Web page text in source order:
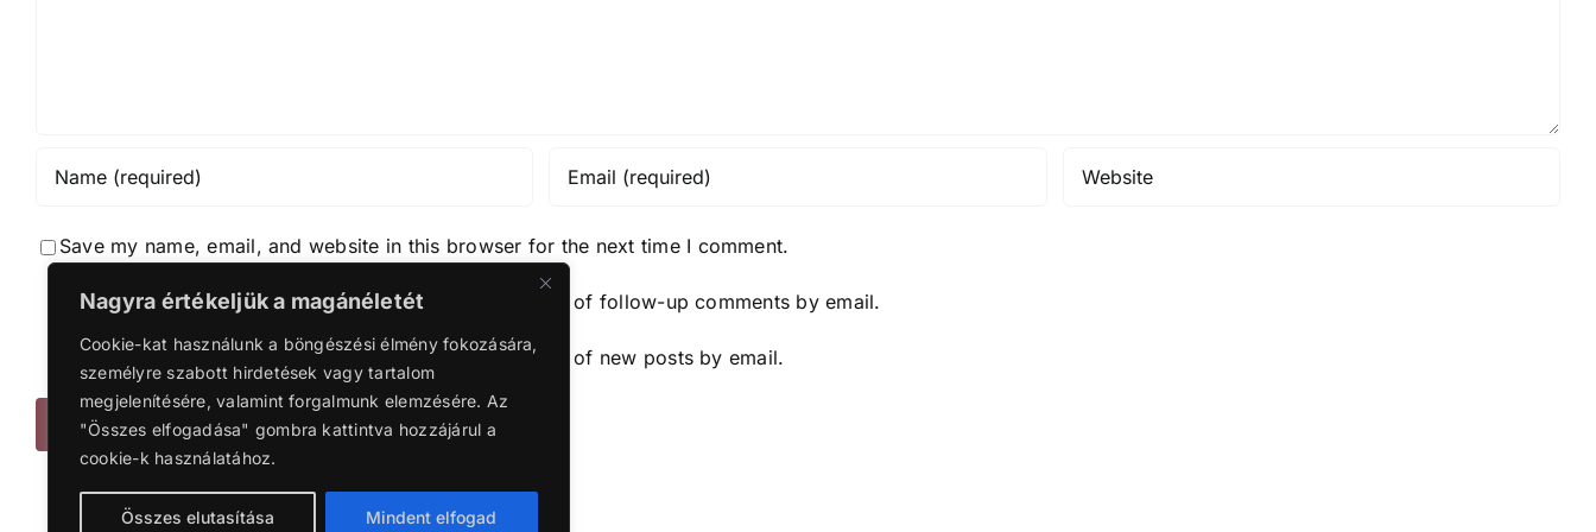
Nagyra értékeljük a magánéletét
Cookie-kat használunk a böngészési élmény fokozására,
személyre szabott hirdetések vagy tartalom
megjelenítésére, valamint forgalmunk elemzésére. Az
"Összes elfogadása" gombra kattintva hozzájárul a
cookie-k használatához.
Összes elutasítása Mindent elfogad
Save my name, email, and website in this browser for the next time I comment.
Notify me of follow-up comments by email.
Notify me of new posts by email.